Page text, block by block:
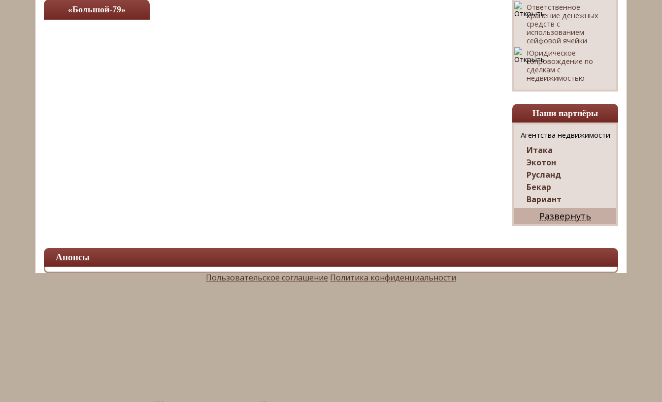
«Большой-79»
Ответственное
хранение денежных
средств с
использованием
сейфовой ячейки
Юридическое
сопровождение по
сделкам с
недвижимостью
Наши партнёры
Агентства недвижимости
Итака
Экотон
Русланд
Бекар
Вариант
Дриада
Реал
Ваш Дом
Мир квартир
Анонсы
Пользовательское соглашение Политика конфиденциальности